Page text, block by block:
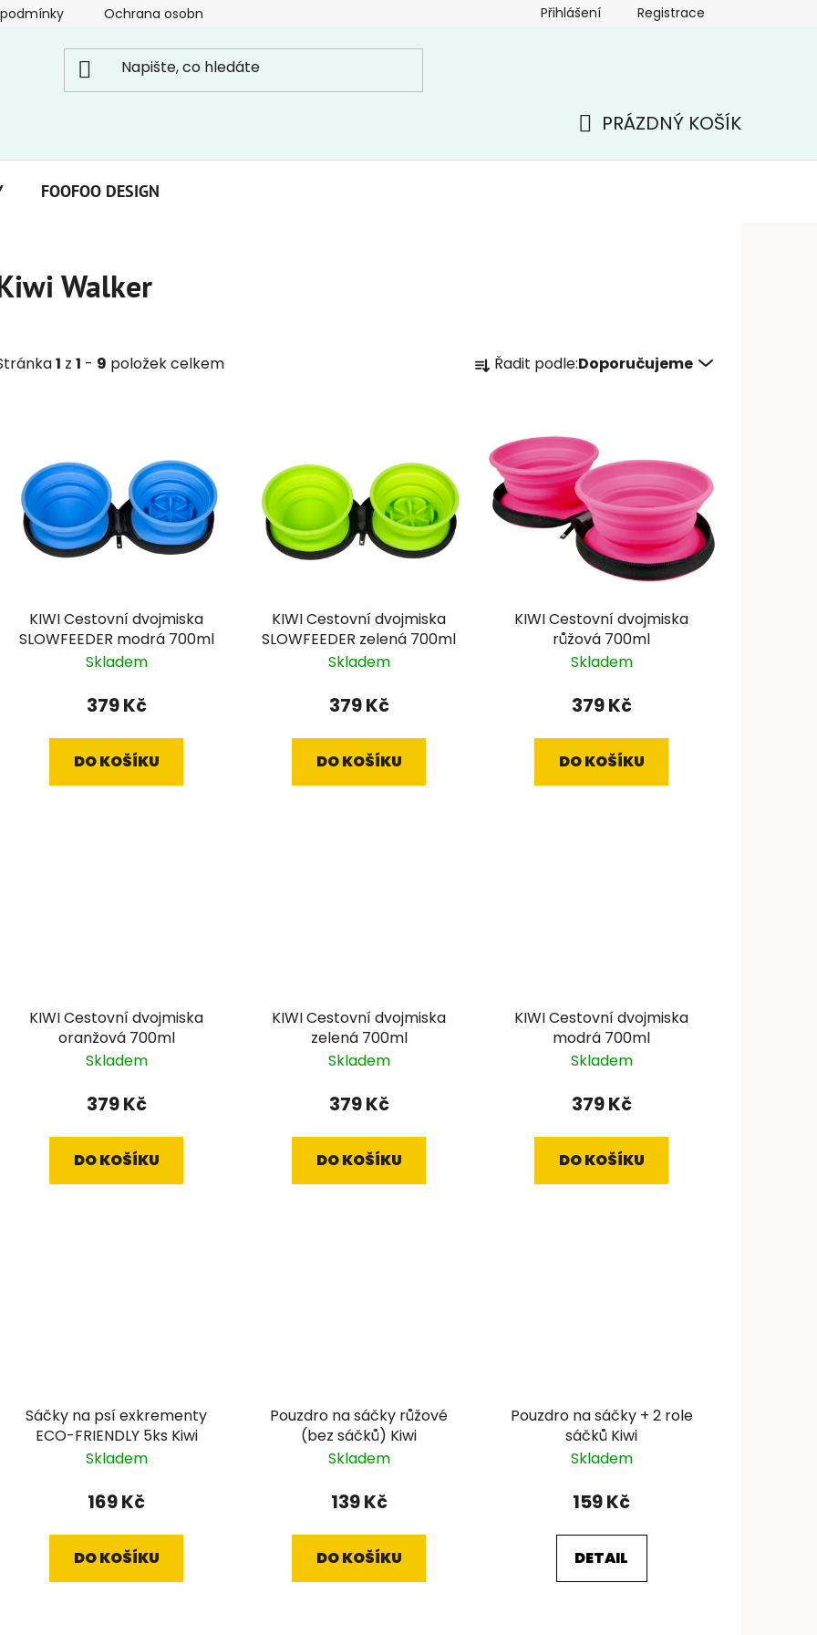
Ochrana osobních údajů Přihlášení Registrace
PRÁZDNÝ KOŠÍK
FOOFOO DESIGN
Walker
1 z 1 - 9 položek celkem
a Řadit podle:Doporučujeme
KIWI Cestovní dvojmiska
SLOWFEEDER modrá 700ml
Skladem
379 Kč
DO KOŠÍKU
KIWI Cestovní dvojmiska
SLOWFEEDER zelená 700ml
Skladem
379 Kč
DO KOŠÍKU
KIWI Cestovní dvojmiska
růžová 700ml
Skladem
379 Kč
DO KOŠÍKU
KIWI Cestovní dvojmiska
oranžová 700ml
Skladem
379 Kč
DO KOŠÍKU
KIWI Cestovní dvojmiska
zelená 700ml
Skladem
379 Kč
DO KOŠÍKU
KIWI Cestovní dvojmiska
modrá 700ml
Skladem
379 Kč
DO KOŠÍKU
Sáčky na psí exkrementy
ECO-FRIENDLY 5ks Kiwi
Skladem
169 Kč
DO KOŠÍKU
Pouzdro na sáčky růžové
(bez sáčků) Kiwi
Skladem
139 Kč
DO KOŠÍKU
Pouzdro na sáčky + 2 role
sáčků Kiwi
Skladem
159 Kč
DETAIL